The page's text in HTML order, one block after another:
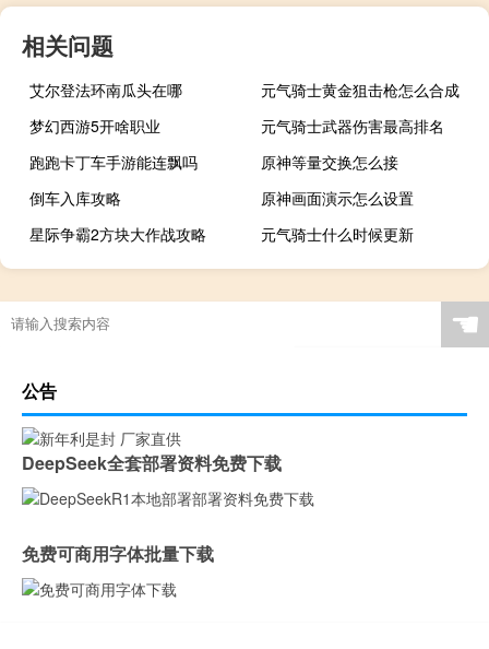
相关问题
艾尔登法环南瓜头在哪
元气骑士黄金狙击枪怎么合成
梦幻西游5开啥职业
元气骑士武器伤害最高排名
跑跑卡丁车手游能连飘吗
原神等量交换怎么接
倒车入库攻略
原神画面演示怎么设置
星际争霸2方块大作战攻略
元气骑士什么时候更新
☚
公告
DeepSeek全套部署资料免费下载
免费可商用字体批量下载